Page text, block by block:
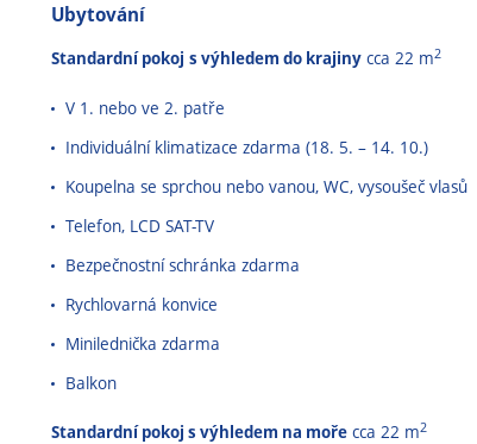
Ubytování
Standardní pokoj s výhledem do krajiny cca 22 m2
V 1. nebo ve 2. patře
Individuální klimatizace zdarma (18. 5. – 14. 10.)
Koupelna se sprchou nebo vanou, WC, vysoušeč vlasů
Telefon, LCD SAT-TV
Bezpečnostní schránka zdarma
Rychlovarná konvice
Minilednička zdarma
Balkon
Standardní pokoj s výhledem na moře cca 22 m2